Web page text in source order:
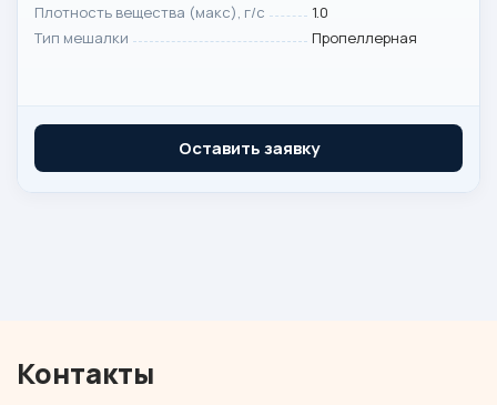
Плотность вещества (макс), г/с
1.0
Тип мешалки
Пропеллерная
Оставить заявку
Контакты